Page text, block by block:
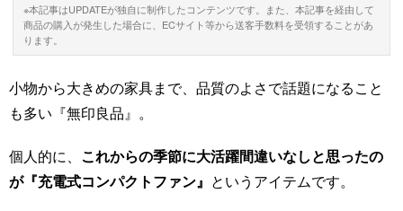
※本記事はUPDATEが独自に制作したコンテンツです。また、本記事を経由して
商品の購入が発生した場合に、ECサイト等から送客手数料を受領することがあ
ります。
小物から大きめの家具まで、品質のよさで話題になること
も多い『無印良品』。
個人的に、 これからの季節に大活躍間違いなしと思ったの
が『充電式コンパクトファン』 というアイテムです。